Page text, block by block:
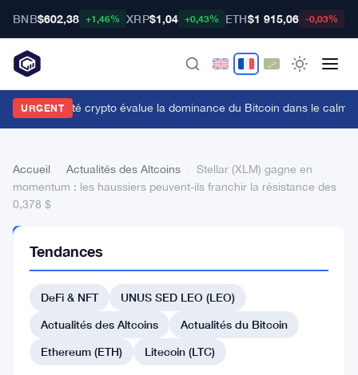
BNB$602,38 +1,46% XRP$1,04 +0,43% ETH$1 915,06 -0,03%
URGENT
communauté crypto évalue la dominance du Bitcoin dans le calme
Accueil Actualités des Altcoins
Stellar (XLM) gagne en
momentum : les haussiers peuvent-ils franchir la résistance des
0,378 $
DES
ALTCOINS
Stellar
(XLM)
gagne
Tendances
DeFi & NFT
UNUS SED LEO (LEO)
Actualités des Altcoins
Actualités du Bitcoin
Ethereum (ETH)
Litecoin (LTC)